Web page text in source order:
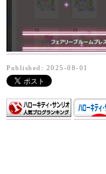
Published: 2025-08-01